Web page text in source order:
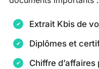
Extrait Kbis de
Diplômes et
Chiffre